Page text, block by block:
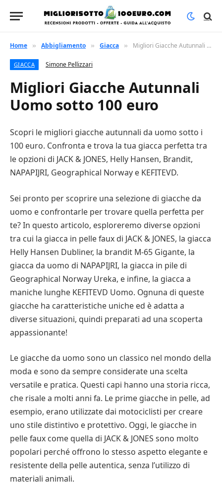
Home » Abbigliamento » Giacca » Migliori Giacche Autunnali Uomo sotto 100 euro
GIACCA Simone Pellizzari
Migliori Giacche Autunnali
Uomo sotto 100 euro
Scopri le migliori giacche autunnali da uomo sotto i
100 euro. Confronta e trova la tua giacca perfetta tra
le opzioni di JACK & JONES, Helly Hansen, Brandit,
NAPAPIJRI, Geographical Norway e KEFITEVD.
Sei pronto per scoprire una selezione di giacche da
uomo e confrontarle per trovare quella perfetta per
te? In questo articolo, esploreremo diverse opzioni
tra cui la giacca in pelle faux di JACK & JONES, la giacca
Helly Hansen Dubliner, la brandit M-65 Gigante, la
giacca da uomo di NAPAPIJRI, la giacca in pile di
Geographical Norway Ureka, e infine, la giacca a
maniche lunghe KEFITEVD Uomo. Ognuna di queste
giacche ha caratteristiche uniche ed è adatta a
diverse situazioni, quindi preparati ad una scoperta
appassionante!
Le giacche da uomo sono un classico nel mondo della
moda e sono da sempre considerate una scelta
versatile e pratica. Questi capi hanno una storia ricca,
che risale a molti anni fa. Le prime giacche in pelle, ad
esempio, erano utilizzate dai motociclisti per creare
uno stile distintivo e protettivo. Oggi, le giacche in
pelle faux come quella di JACK & JONES sono molto
popolari perché offrono lo stesso aspetto elegante e
resistente della pelle autentica, senza l’utilizzo di
materiali animali.